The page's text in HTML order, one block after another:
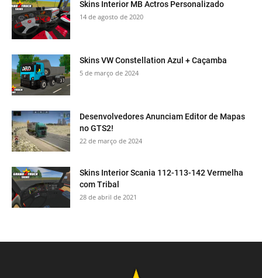
Skins Interior MB Actros Personalizado
14 de agosto de 2020
Skins VW Constellation Azul + Caçamba
5 de março de 2024
Desenvolvedores Anunciam Editor de Mapas
no GTS2!
22 de março de 2024
Skins Interior Scania 112-113-142 Vermelha
com Tribal
28 de abril de 2021